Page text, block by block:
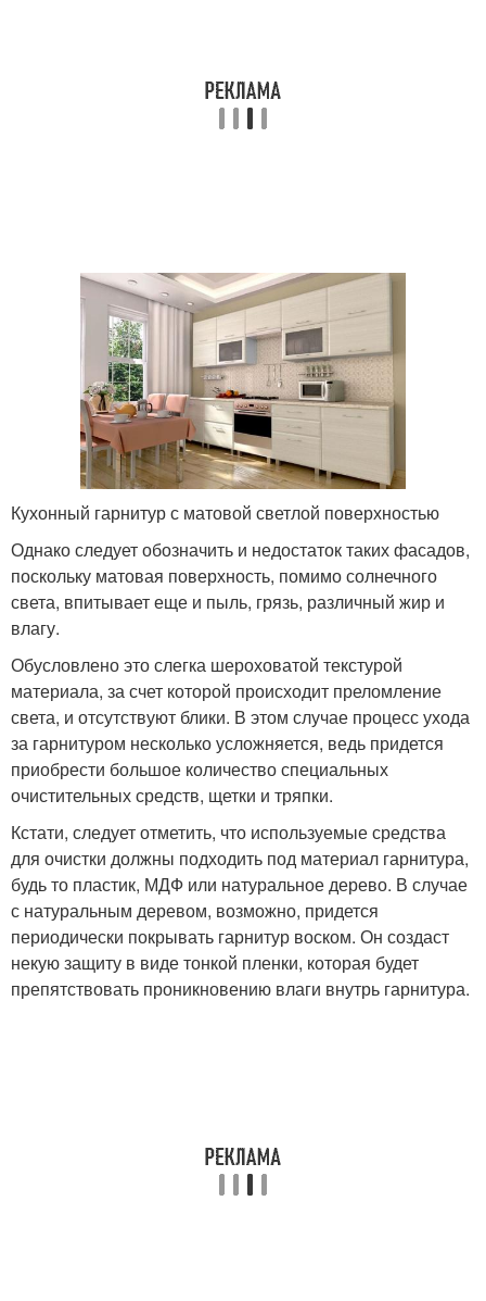
Кухонный гарнитур с матовой светлой поверхностью
Однако следует обозначить и недостаток таких фасадов,
поскольку матовая поверхность, помимо солнечного
света, впитывает еще и пыль, грязь, различный жир и
влагу.
Обусловлено это слегка шероховатой текстурой
материала, за счет которой происходит преломление
света, и отсутствуют блики. В этом случае процесс ухода
за гарнитуром несколько усложняется, ведь придется
приобрести большое количество специальных
очистительных средств, щетки и тряпки.
Кстати, следует отметить, что используемые средства
для очистки должны подходить под материал гарнитура,
будь то пластик, МДФ или натуральное дерево. В случае
с натуральным деревом, возможно, придется
периодически покрывать гарнитур воском. Он создаст
некую защиту в виде тонкой пленки, которая будет
препятствовать проникновению влаги внутрь гарнитура.